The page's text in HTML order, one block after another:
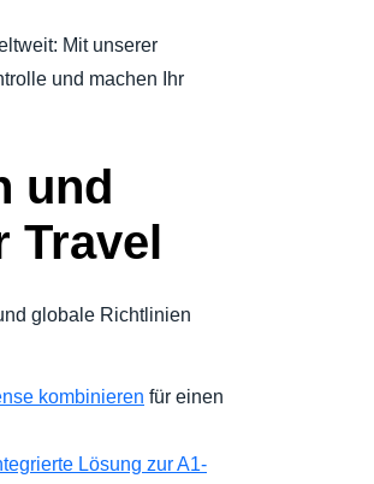
Mit unserer
und machen Ihr
und
Travel
globale Richtlinien
kombinieren für einen
Lösung zur A1-